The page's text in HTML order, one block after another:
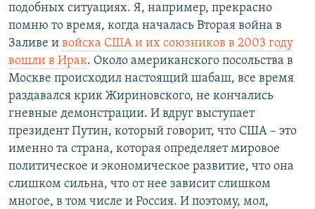
подобных ситуациях. Я, например, прекрасно
помню то время, когда началась Вторая война в
Заливе и войска США и их союзников в 2003 году
вошли в Ирак. Около американского посольства в
Москве происходил настоящий шабаш, все время
раздавался крик Жириновского, не кончались
гневные демонстрации. И вдруг выступает
президент Путин, который говорит, что США – это
именно та страна, которая определяет мировое
политическое и экономическое развитие, что она
слишком сильна, что от нее зависит слишком
многое, в том числе и Россия. И поэтому, мол,